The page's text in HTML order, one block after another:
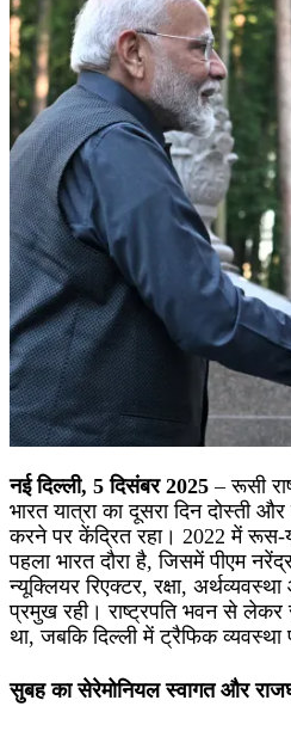
नई दिल्ली, 5 दिसंबर 2025 – रूसी
भारत यात्रा का दूसरा दिन दोस्ती
करने पर केंद्रित रहा। 2022 में रूस-
पहला भारत दौरा है, जिसमें पीएम नरेंद्र
न्यूक्लियर रिएक्टर, रक्षा,
प्रमुख रही। राष्ट्रपति भवन से
था, जबकि दिल्ली में ट्रैफिक व्यवस्था
सुबह का सेरेमोनियल स्वागत और